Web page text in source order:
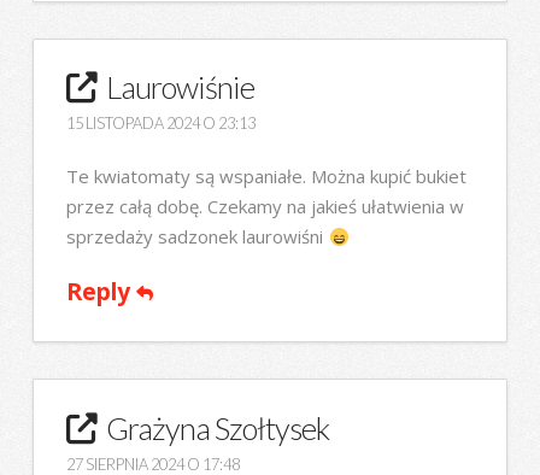
Laurowiśnie
15 LISTOPADA 2024 O 23:13
Te kwiatomaty są wspaniałe. Można kupić bukiet
przez całą dobę. Czekamy na jakieś ułatwienia w
sprzedaży sadzonek laurowiśni
Reply
Grażyna Szołtysek
27 SIERPNIA 2024 O 17:48